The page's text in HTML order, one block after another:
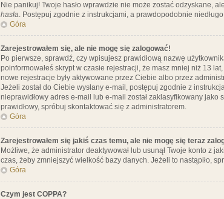
Nie panikuj! Twoje hasło wprawdzie nie może zostać odzyskane,
hasła. Postępuj zgodnie z instrukcjami, a prawdopodobnie
Góra
Zarejestrowałem się, ale nie mogę się zalogować!
Po pierwsze, sprawdź, czy wpisujesz prawidłową nazwę
poinformowałeś skrypt w czasie rejestracji, że masz mniej niż 13
nowe rejestracje były aktywowane przez Ciebie albo przez
Jeżeli został do Ciebie wysłany e-mail, postępuj zgodnie z
nieprawidłowy adres e-mail lub e-mail został zaklasyfikowany
prawidłowy, spróbuj skontaktować się z administratorem.
Góra
Zarejestrowałem się jakiś czas temu, ale nie mogę się teraz
Możliwe, że administrator deaktywował lub usunął Twoje konto z
czas, żeby zmniejszyć wielkość bazy danych. Jeżeli to nastąpiło,
Góra
Czym jest COPPA?